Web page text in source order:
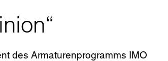
des Armaturenprogramms IMO